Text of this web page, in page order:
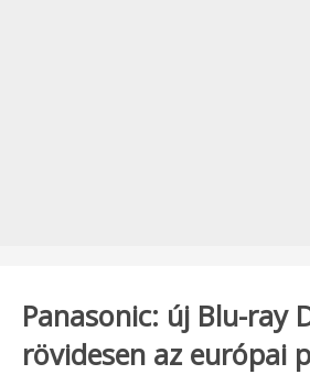
Panasonic: új Blu-ray
rövidesen az európai